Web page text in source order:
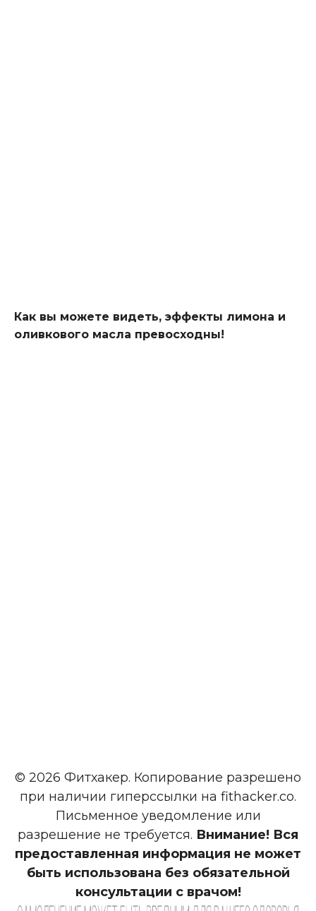
Как вы можете видеть, эффекты лимона и
оливкового масла превосходны!
© 2026 Фитхакер. Копирование разрешено
при наличии гиперссылки на fithacker.co.
Письменное уведомление или
разрешение не требуется. Внимание! Вся
предоставленная информация не может
быть использована без обязательной
консультации с врачом!